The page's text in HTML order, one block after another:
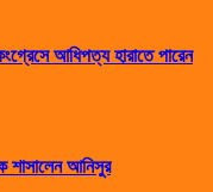
আধিপত্য হারাতে পারেন